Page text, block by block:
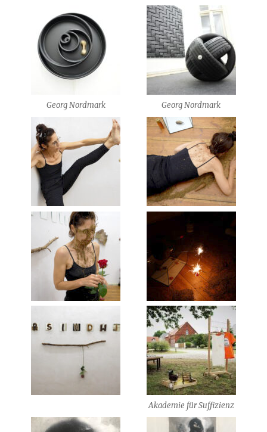
Georg Nordmark Georg Nordmark
Akademie für Suffizienz